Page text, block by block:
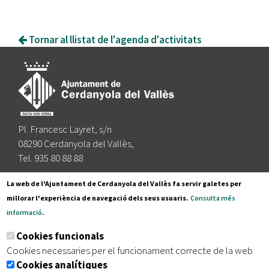
Tornar al llistat de l'agenda d'activitats
Pl. Francesc Layret, s/n
08290 Cerdanyola del Vallès,
Tel. 935 80 88 88
Segueix-nos a:
Subscriu-te al nostre butlletí
La web de l'Ajuntament de Cerdanyola del Vallès fa servir galetes per
millorar l'experiència de navegació dels seus usuaris. Consulta més
informació.
Cookies funcionals
Cookies necessaries per el funcionament correcte de la web
Cookies analítiques